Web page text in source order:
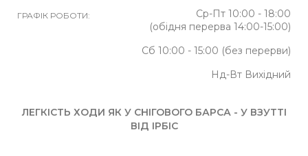
ГРАФІК РОБОТИ:
Ср-Пт 10:00 - 18:00
(обідня перерва 14:00-15:00)
Сб 10:00 - 15:00 (без перерви)
Нд-Вт Вихідний
ЛЕГКІСТЬ ХОДИ ЯК У СНІГОВОГО БАРСА - У ВЗУТТІ
ВІД ІРБІС